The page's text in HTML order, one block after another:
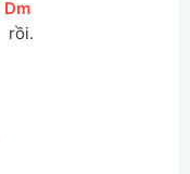
[Dm
rồi.